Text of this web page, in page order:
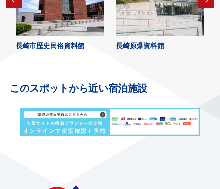
長崎市歴史民俗資料館 長崎原爆資料館
このスポットから近い宿泊施設